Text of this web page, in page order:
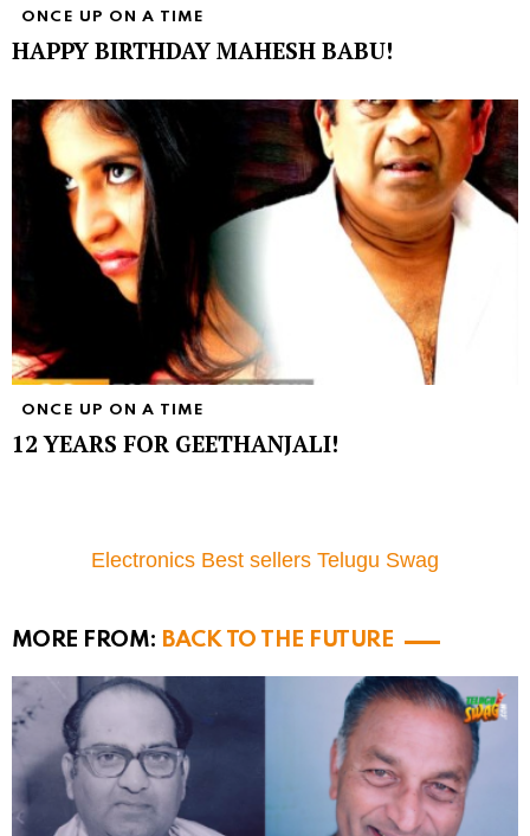
ONCE UP ON A TIME
HAPPY BIRTHDAY MAHESH BABU!
ONCE UP ON A TIME
12 YEARS FOR GEETHANJALI!
Electronics Best sellers Telugu Swag
MORE FROM: BACK TO THE FUTURE